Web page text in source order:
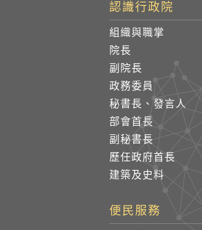
認識行政院
組織與職掌
院長
副院長
政務委員
秘書長、發言人
部會首長
副秘書長
歷任政府首長
建築及史料
便民服務